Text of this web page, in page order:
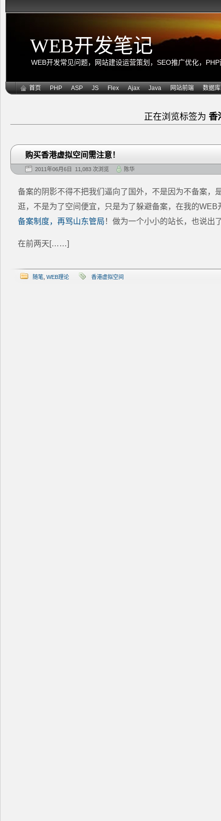
WEB开发笔记
WEB开发常见问题，网站建设运营策划，SEO推广优化，
首页 PHP ASP JS Flex Ajax Java 网站前端 数据库
正在浏览标签为 香
购买香港虚拟空间需注意！
2011年06月6日 11,083 次浏览 陈华
备案的阴影不得不把我们逼向了国外，不是因为不备案，
逛，不是为了空间便宜，只是为了躲避备案，在我的WEB
备案制度，再骂山东管局 ！做为一个小小的站长，也说出
在前两天[……]
随笔 WEB理论 香港虚拟空间